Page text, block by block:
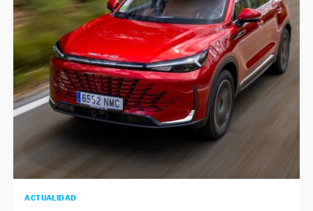
NEWSLETTER
SÍGUENOS
ACTUALIDAD